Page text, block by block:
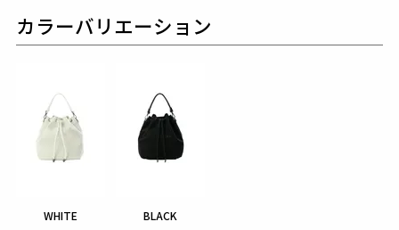
カラーバリエーション
WHITE BLACK